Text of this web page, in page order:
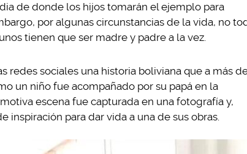
de donde los hijos tomarán el ejemplo para
por algunas circunstancias de la vida, no
tienen que ser madre y padre a la vez.
redes sociales una historia boliviana que a más
un niño fue acompañado por su papá en la
escena fue capturada en una fotografía y,
para dar vida a una de sus obras.